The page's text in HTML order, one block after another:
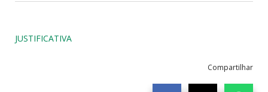
JUSTIFICATIVA
Compartilhar